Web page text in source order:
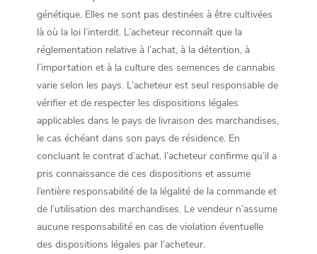
génétique. Elles ne sont pas destinées à être cultivées
là où la loi l’interdit. L’acheteur reconnaît que la
réglementation relative à l’achat, à la détention, à
l’importation et à la culture des semences de cannabis
varie selon les pays. L’acheteur est seul responsable de
vérifier et de respecter les dispositions légales
applicables dans le pays de livraison des marchandises,
le cas échéant dans son pays de résidence. En
concluant le contrat d’achat, l’acheteur confirme qu’il a
pris connaissance de ces dispositions et assume
l’entière responsabilité de la légalité de la commande et
de l’utilisation des marchandises. Le vendeur n’assume
aucune responsabilité en cas de violation éventuelle
des dispositions légales par l’acheteur.